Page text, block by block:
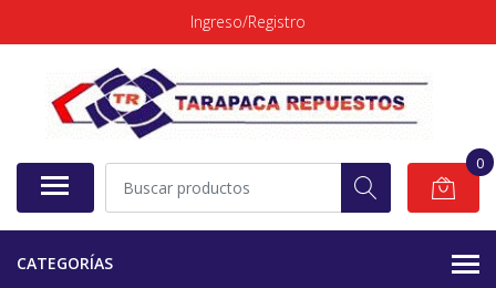
Ingreso/Registro
0
CATEGORÍAS